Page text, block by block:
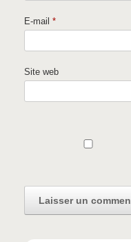
E-mail *
Site web